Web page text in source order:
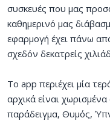
συσκευές που μας
καθημερινό μας
εφαρμογή έχει πάνω
σχεδόν δεκατρείς
Το app περιέχει μία
αρχικά είναι
παράδειγμα, Θυμός,